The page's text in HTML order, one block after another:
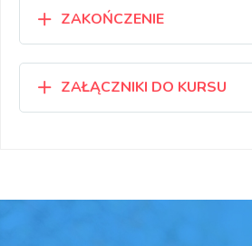
ZAKOŃCZENIE
ZAŁĄCZNIKI DO KURSU